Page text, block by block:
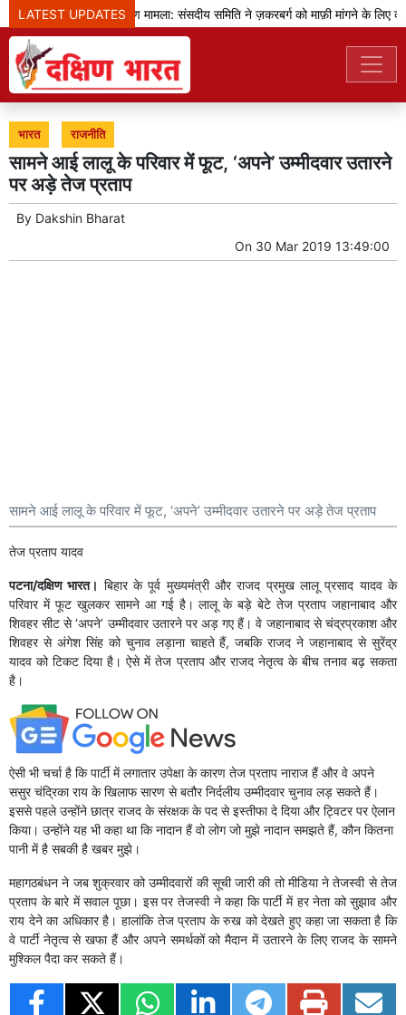
LATEST UPDATES
प्रधानमंत्री का भाषण मामला: संसदीय समिति ने ज़करबर्ग को माफ़ी मांगने के लिए कहा
भारत राजनीति
सामने आई लालू के परिवार में फूट, ‘अपने’ उम्मीदवार उतारने
पर अड़े तेज प्रताप
By Dakshin Bharat
On 30 Mar 2019 13:49:00
सामने आई लालू के परिवार में फूट, ‘अपने’ उम्मीदवार उतारने पर अड़े तेज प्रताप
तेज प्रताप यादव
पटना/दक्षिण भारत। बिहार के पूर्व मुख्यमंत्री और राजद प्रमुख लालू प्रसाद यादव के
परिवार में फूट खुलकर सामने आ गई है। लालू के बड़े बेटे तेज प्रताप जहानाबाद और
शिवहर सीट से ‘अपने’ उम्मीदवार उतारने पर अड़ गए हैं। वे जहानाबाद से चंद्रप्रकाश और
शिवहर से अंगेश सिंह को चुनाव लड़ाना चाहते हैं, जबकि राजद ने जहानाबाद से सुरेंद्र
यादव को टिकट दिया है। ऐसे में तेज प्रताप और राजद नेतृत्व के बीच तनाव बढ़ सकता
है।
ऐसी भी चर्चा है कि पार्टी में लगातार उपेक्षा के कारण तेज प्रताप नाराज हैं और वे अपने
ससुर चंद्रिका राय के खिलाफ सारण से बतौर निर्दलीय उम्मीदवार चुनाव लड़ सकते हैं।
इससे पहले उन्होंने छात्र राजद के संरक्षक के पद से इस्तीफा दे दिया और ट्विटर पर ऐलान
किया। उन्होंने यह भी कहा था कि नादान हैं वो लोग जो मुझे नादान समझते हैं, कौन कितना
पानी में है सबकी है खबर मुझे।
महागठबंधन ने जब शुक्रवार को उम्मीदवारों की सूची जारी की तो मीडिया ने तेजस्वी से तेज
प्रताप के बारे में सवाल पूछा। इस पर तेजस्वी ने कहा कि पार्टी में हर नेता को सुझाव और
राय देने का अधिकार है। हालांकि तेज प्रताप के रुख को देखते हुए कहा जा सकता है कि
वे पार्टी नेतृत्व से खफा हैं और अपने समर्थकों को मैदान में उतारने के लिए राजद के सामने
मुश्किल पैदा कर सकते हैं।